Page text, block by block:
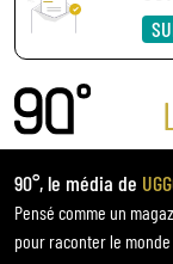
90°, le média de
Pensé comme un
pour raconter le monde